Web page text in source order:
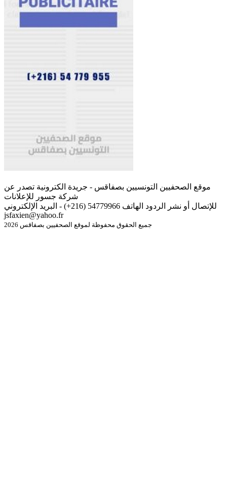
موقع الصحفيين التونسيين بصفاقس - جريدة الكترونية تصدر عن
شركة جسور للإعلانات
للإتصال أو نشر الردود الهاتف 54779966 (216+) - البريد الإلكتروني
jsfaxien@yahoo.fr
جميع الحقوق محفوظة لموقع الصحفيين بصفاقس 2026